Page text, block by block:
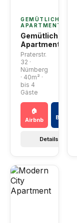
GEMÜTLICHES
APARTMENT
Gemütliches
Apartment
Praterstr.
32 ·
Nürnberg
· 40m² ·
bis 4
Gäste
🏠
Airbnb
Booking
Details →